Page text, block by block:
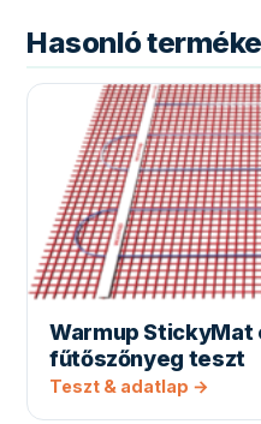
Hasonló
Warmup
fűtőszőnyeg teszt
Teszt & adatlap →